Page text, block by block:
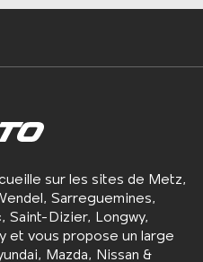
sur les sites de Metz,
Sarreguemines,
Saint-Dizier, Longwy,
et vous propose un large
Mazda, Nissan &